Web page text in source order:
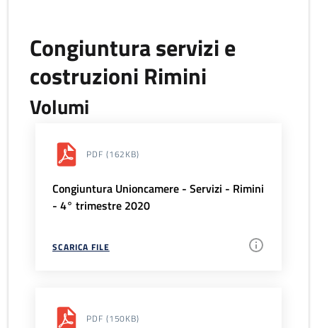
Congiuntura servizi e
costruzioni Rimini
Volumi
PDF (162KB)
Congiuntura Unioncamere - Servizi - Rimini
- 4° trimestre 2020
SCARICA FILE
PDF (150KB)